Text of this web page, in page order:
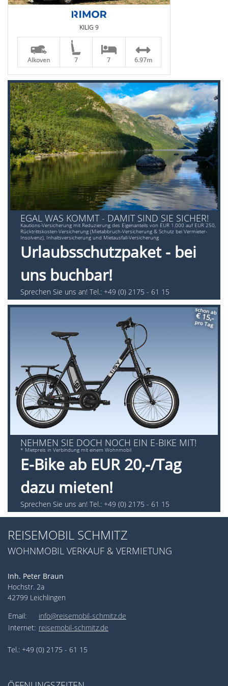
KILIG 9
Alkoven 7 7 6.97m
EGAL WAS KOMMT - DAMIT SIND SIE SICHER!
Kautions-Versicherung mit Reduzierung des Eigenanteils von EUR 1.000 auf EUR 250,
Rücktrittskosten-Versicherung (Mietabbruch-Versicherung & Schutz bei Vermieter-
Insolvenz), Inhaltsversicherung und Mietausfall-Versicherung
Urlaubsschutzpaket - bei
uns buchbar!
Sprechen Sie uns an! Tel.: +49 (0) 2175 - 61 15
schon ab
€ 15,-
pro Tag
NEHMEN SIE DOCH NOCH EIN E-BIKE MIT!
* Mietpreis in Verbindung mit einem Wohnmobil
E-Bike ab EUR 20,-/Tag
dazu mieten!
Sprechen Sie uns an! Tel.: +49 (0) 2175 - 61 15
REISEMOBIL SCHMITZ
WOHNMOBIL VERKAUF & VERMIETUNG
Inh. Peter Braun
Hochstr. 2a
42799 Leichlingen
Email:
info@reisemobil-schmitz.de
Internet: reisemobil-schmitz.de
Tel.: +49 (0) 2175 - 61 15